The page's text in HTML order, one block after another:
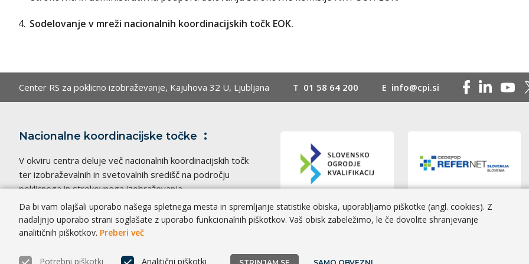
Sodelovanje v mreži nacionalnih koordinacijskih točk EOK.
Center RS za poklicno izobraževanje, Kajuhova 32 U, Ljubljana T 01 58 64 200 E info@cpi.si
Nacionalne koordinacijske točke
V okviru centra deluje več nacionalnih koordinacijskih točk
ter izobraževalnih in svetovalnih središč na področju
poklicnega in strokovnega izobraževanja.
Dostopnost |Zasebnost|Piškotki ® CPI 2026 | Izvedba BOSKO
Da bi vam olajšali uporabo našega spletnega mesta in spremljanje statistike obiska, uporabljamo piškotke (angl. cookies). Z
nadaljnjo uporabo strani soglašate z uporabo funkcionalnih piškotkov. Vaš obisk zabeležimo, le če dovolite shranjevanje
analitičnih piškotkov. Preberi več
Potrebni piškotki Analitični piškotki